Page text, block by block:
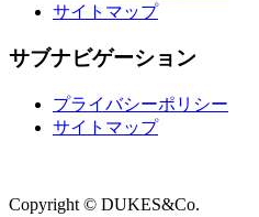
サイトマップ
サブナビゲーション
プライバシーポリシー
サイトマップ
Copyright © DUKES&Co.